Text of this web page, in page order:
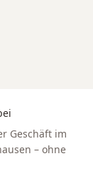
Geschäft im
– ohne